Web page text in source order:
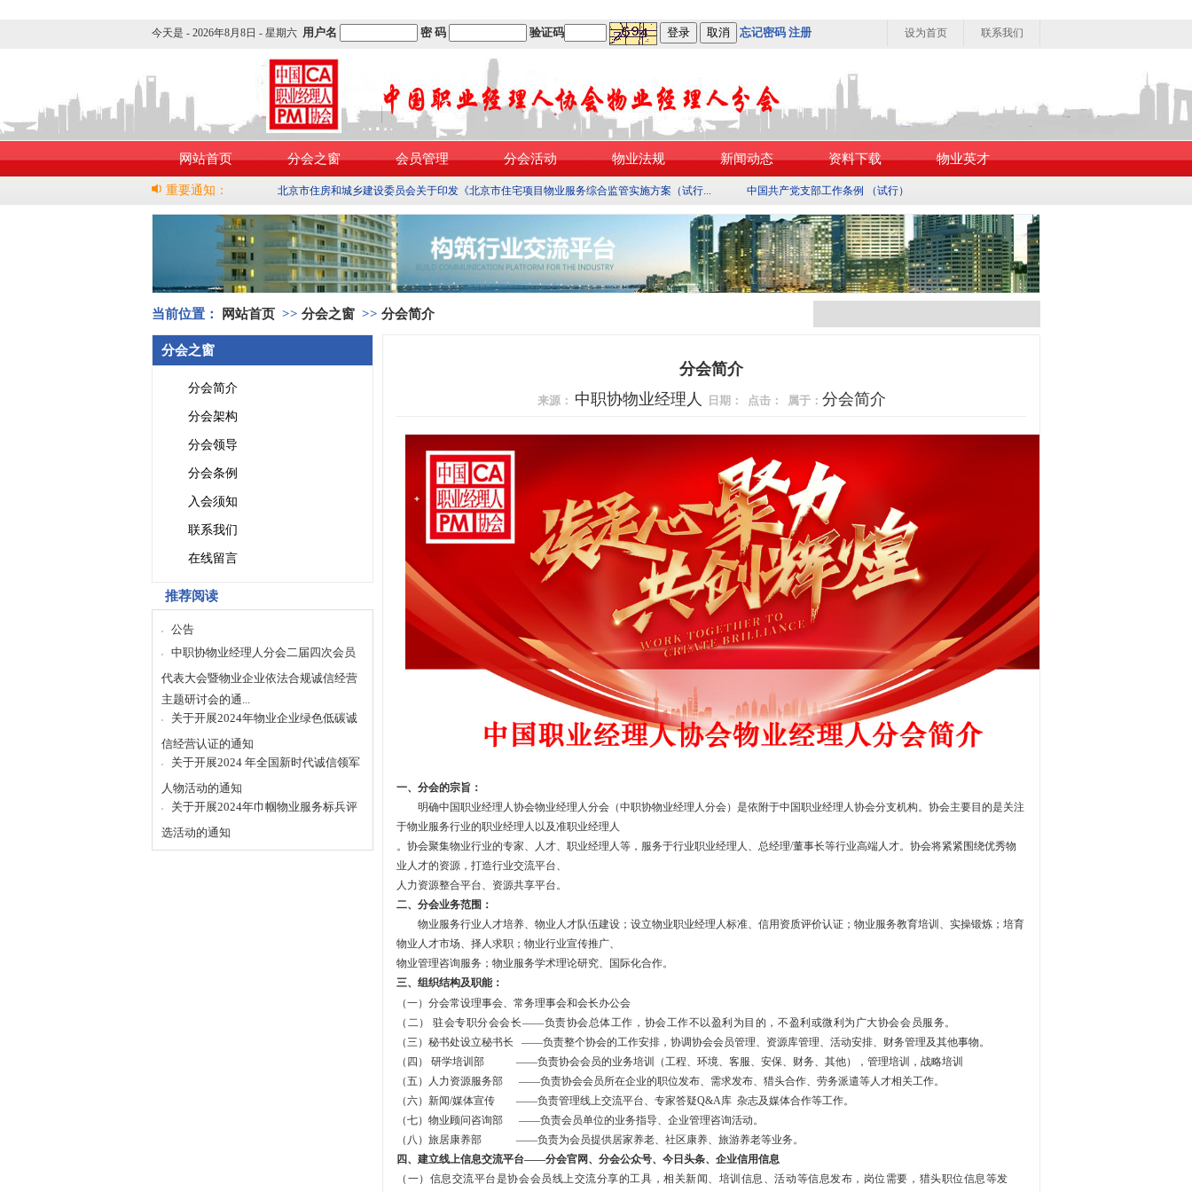
今天是 - 2026年8月8日 - 星期六 用户名 密 码 验证码 忘记密码 注册 联系我们
设为首页
网站首页 分会之窗 会员管理 分会活动 物业法规 新闻动态 资料下载 物业英才
重要通知： 北京市住房和城乡建设委员会关于印发《北京市住宅项目物业服务综合监管实施方案（试行... 中国共产党支部工作条例 （试行）
当前位置： 网站首页 >> 分会之窗 >> 分会简介
分会之窗
分会简介
分会架构
分会领导
分会条例
入会须知
联系我们
在线留言
推荐阅读
公告
中职协物业经理人分会二届四次会员
代表大会暨物业企业依法合规诚信经营
主题研讨会的通...
关于开展2024年物业企业绿色低碳诚
信经营认证的通知
关于开展2024 年全国新时代诚信领军
人物活动的通知
关于开展2024年巾帼物业服务标兵评
选活动的通知
分会简介
来源： 中职协物业经理人 日期： 点击： 属于： 分会简介
一、分会的宗旨：
明确中国职业经理人协会物业经理人分会（中职协物业经理人分会）是依附于中国职业经理人协会分支机构。协会主要目的是关注
于物业服务行业的职业经理人以及准职业经理人
。协会聚集物业行业的专家、人才、职业经理人等，服务于行业职业经理人、总经理/董事长等行业高端人才。协会将紧紧围绕优秀物
业人才的资源，打造行业交流平台、
人力资源整合平台、资源共享平台。
二、分会业务范围：
物业服务行业人才培养、物业人才队伍建设；设立物业职业经理人标准、信用资质评价认证；物业服务教育培训、实操锻炼；培育
物业人才市场、择人求职；物业行业宣传推广、
物业管理咨询服务；物业服务学术理论研究、国际化合作。
三、组织结构及职能：
（一）分会常设理事会、常务理事会和会长办公会
（二） 驻会专职分会会长——负责协会总体工作，协会工作不以盈利为目的，不盈利或微利为广大协会会员服务 。
（三）秘书处设立秘书长 ——负责整个协会的工作安排，协调协会会员管理、资源库管理、活动安排、财务管理及其他事物。
（四） 研学培训部 ——负责协会会员的业务培训（工程、环境、客服、安保、财务、其他），管理培训，战略培训
（五）人力资源服务部 ——负责协会会员所在企业的职位发布、需求发布、猎头合作、劳务派遣等人才相关工作。
（六）新闻/媒体宣传 ——负责管理线上交流平台、专家答疑Q&A库 杂志及媒体合作等工作。
（七）物业顾问咨询部 ——负责会员单位的业务指导、企业管理咨询活动。
（八）旅居康养部 ——负责为会员提供居家养老、社区康养、旅游养老等业务。
四、建立线上信息交流平台——分会官网、分会公众号、今日头条、企业信用信息
（一）信息交流平台是协会会员线上交流分享的工具，相关新闻、培训信息、活动等信息发布，岗位需要，猎头职位信息等发